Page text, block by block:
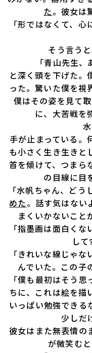
た。彼女は
「形ではなくて、
そう言うと
「青山先生、
と深く頭を下げた。
った。驚いた僕を視
僕はその姿を見て
に、大苦戦を
手が止まっている。
も小さく生き生きと
首を傾けて、つまら
の目線に目
「水帆ちゃん、どう
めた。話す気はない
まくいかないこと
「指墨画は面白く
して
「きれいな線じゃ
んでいた。この子
「僕も最初はそう
ちに、これは絵を描
いっぱい勉強できる
少しだ
彼女はまた無表情の
が微笑む